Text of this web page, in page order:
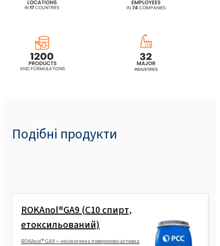
ROKAmer®BP1000
ROKAmer®NP1000 (алкоксильований
Подібні продукти
ROKAnol®GA9 (C10 спирт,
етоксильований)
ROKAnol® GA9 — неіоногенна поверхнево-активна